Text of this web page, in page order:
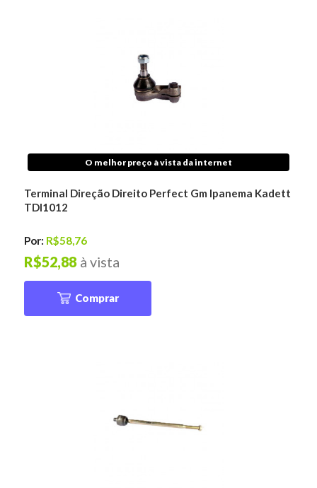
O melhor preço à vista da internet
Terminal Direção Direito Perfect Gm Ipanema Kadett
TDI1012
Por: R$58,76
à vista
R$52,88
Comprar